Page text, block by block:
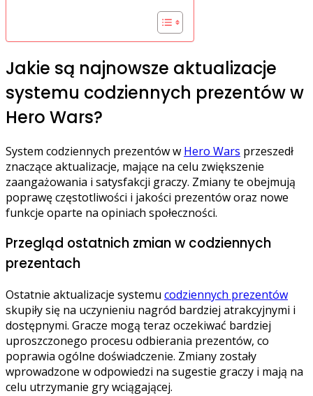
Jakie są najnowsze aktualizacje
systemu codziennych prezentów w
Hero Wars?
System codziennych prezentów w Hero Wars przeszedł
znaczące aktualizacje, mające na celu zwiększenie
zaangażowania i satysfakcji graczy. Zmiany te obejmują
poprawę częstotliwości i jakości prezentów oraz nowe
funkcje oparte na opiniach społeczności.
Przegląd ostatnich zmian w codziennych
prezentach
Ostatnie aktualizacje systemu codziennych prezentów
skupiły się na uczynieniu nagród bardziej atrakcyjnymi i
dostępnymi. Gracze mogą teraz oczekiwać bardziej
uproszczonego procesu odbierania prezentów, co
poprawia ogólne doświadczenie. Zmiany zostały
wprowadzone w odpowiedzi na sugestie graczy i mają na
celu utrzymanie gry wciągającej.